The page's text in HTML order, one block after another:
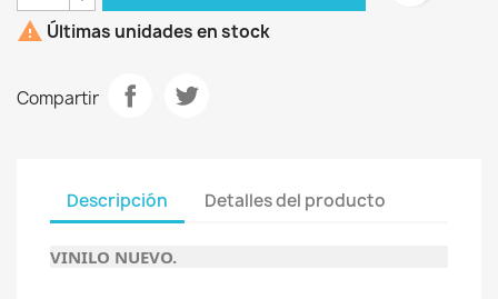
 Últimas unidades en stock
Compartir
Descripción Detalles del producto
VINILO NUEVO.